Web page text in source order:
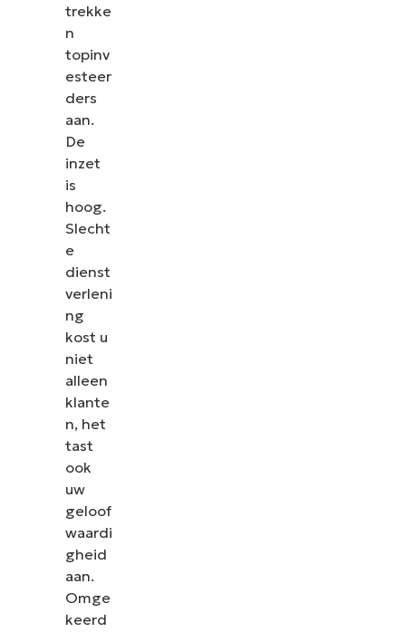
trekke
n
topinv
esteer
ders
aan.
De
inzet
is
hoog.
Slecht
e
dienst
verleni
ng
kost u
niet
alleen
klante
n, het
tast
ook
uw
geloof
waardi
gheid
aan.
Omge
keerd